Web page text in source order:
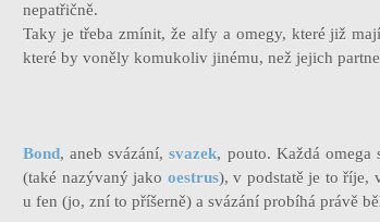
nepatřičně.
Taky je třeba zmínit, že alfy a omegy, které již
které by voněly komukoliv jinému, než jejich
Bond, aneb svázání,svazek, pouto. Každá omega
(také nazývaný jako oestrus), v podstatě je to říje,
u fen (jo, zní to příšerně) a svázání probíhá právě